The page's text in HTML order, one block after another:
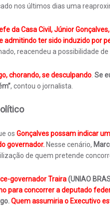
nos últimos dias uma
da Casa Civil, Júnior
admitindo ter sido induzido por
reacendeu a possibilidade de
chorando, se desculpando. Se
, contou o jornalista.
os Gonçalves possam indicar
governador. Nesse cenário,
de quem pretende
governador Traira(UNIAO
para concorrer a deputado
Quem assumiria o Executivo